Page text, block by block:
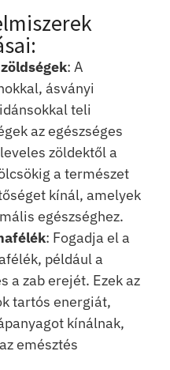
: A
ásványi
teli
az egészséges
zöldektől a
a természet
kínál, amelyek
egészséghez.
: Fogadja el a
például a
a zab erejét. Ezek az
tartós energiát,
kínálnak,
emésztés